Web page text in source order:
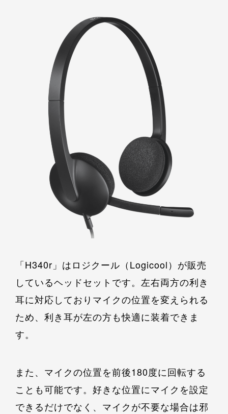
「H340r」はロジクール（Logicool）が販売
しているヘッドセットです。左右両方の利き
耳に対応しておりマイクの位置を変えられる
ため、利き耳が左の方も快適に装着できま
す。
また、マイクの位置を前後180度に回転する
ことも可能です。好きな位置にマイクを設定
できるだけでなく、マイクが不要な場合は邪